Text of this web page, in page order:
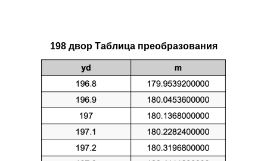
198 двор Таблица преобразования